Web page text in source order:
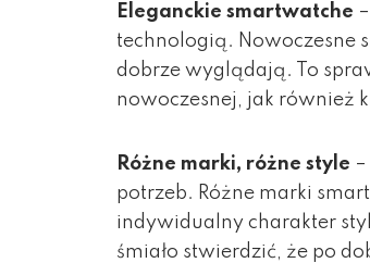
Eleganckie smartwatche
technologią. Nowoczesne
dobrze wyglądają. To
nowoczesnej, jak również
Różne marki, różne style
potrzeb. Różne marki
indywidualny charakter
śmiało stwierdzić, że po